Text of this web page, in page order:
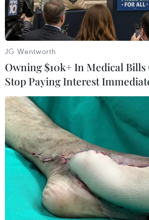
Vaccine ngừa COVID-19 của Cuba.
Images)
Reuters đưa tin, Tập đoàn Công
và dược phẩm BioCubaFarma
19/6 dẫn dữ liệu từ các cuộc thử
đoạn cuối cho biết, vaccine
Habana sản xuất cho hiệu quả
lên đến 62% chỉ với 2 trong số 3
JG Wentworth
Owning $10k+ In Medical Bills
Stop Paying Interest